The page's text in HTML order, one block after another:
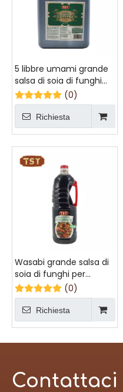
5 libbre umami grande
salsa di soia di funghi
per pancetta di maiale
brasata
(0)
Richiesta
Wasabi grande salsa di
soia di funghi per
noodles
(0)
Richiesta
Contattaci